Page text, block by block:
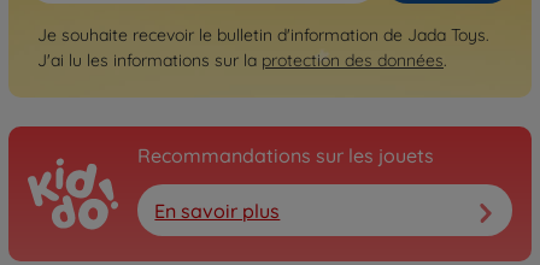
Je souhaite recevoir le bulletin d'information de Jada Toys.
J'ai lu les informations sur la protection des données.
Recommandations sur les jouets
En savoir plus